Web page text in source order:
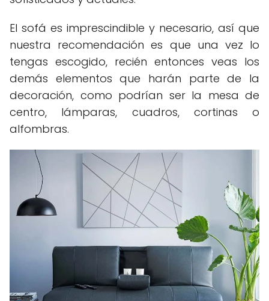
El sofá es imprescindible y necesario, así que
nuestra recomendación es que una vez lo
tengas escogido, recién entonces veas los
demás elementos que harán parte de la
decoración, como podrían ser la mesa de
centro, lámparas, cuadros, cortinas o
alfombras.